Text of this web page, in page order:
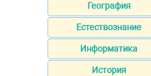
География
Естествознание
Информатика
История